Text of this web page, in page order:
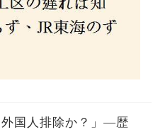
外国人排除か？」―歴